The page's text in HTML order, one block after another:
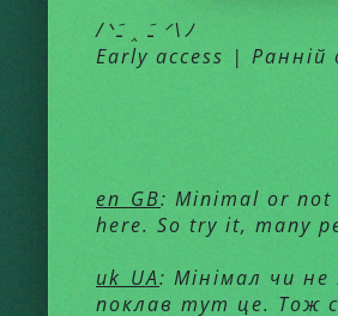
/ᐠﹷ ‸ ﹷ ᐟ\ﾉ
Early access | Ранній
en_GB: Minimal or not
here. So try it, many
uk_UA: Мінімал чи
поклав тут це. Тож